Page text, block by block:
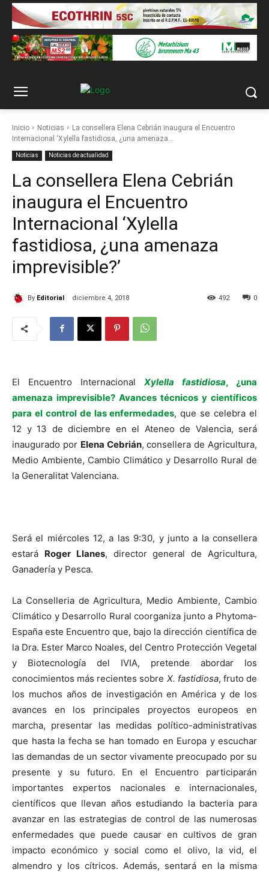
Inicio Noticias
La consellera Elena Cebrián inaugura el Encuentro
Internacional ‘Xylella fastidiosa, ¿una amenaza...
Noticias Noticias de actualidad
La consellera Elena Cebrián
inaugura el Encuentro
Internacional ‘Xylella
fastidiosa, ¿una amenaza
imprevisible?’
By Editorial diciembre 4, 2018 0
492
El Encuentro Internacional Xylella fastidiosa, ¿una
amenaza imprevisible? Avances técnicos y científicos
para el control de las enfermedades, que se celebra el
12 y 13 de diciembre en el Ateneo de Valencia, será
inaugurado por Elena Cebrián, consellera de Agricultura,
Medio Ambiente, Cambio Climático y Desarrollo Rural de
la Generalitat Valenciana.
Será el miércoles 12, a las 9:30, y junto a la consellera
estará Roger Llanes, director general de Agricultura,
Ganadería y Pesca.
La Conselleria de Agricultura, Medio Ambiente, Cambio
Climático y Desarrollo Rural coorganiza junto a Phytoma-
España este Encuentro que, bajo la dirección científica de
la Dra. Ester Marco Noales, del Centro Protección Vegetal
y Biotecnología del IVIA, pretende abordar los
conocimientos más recientes sobre X. fastidiosa, fruto de
los muchos años de investigación en América y de los
avances en los principales proyectos europeos en
marcha, presentar las medidas político-administrativas
que hasta la fecha se han tomado en Europa y escuchar
las demandas de un sector vivamente preocupado por su
presente y su futuro. En el Encuentro participarán
importantes expertos nacionales e internacionales,
científicos que llevan años estudiando la bacteria para
avanzar en las estrategias de control de las numerosas
enfermedades que puede causar en cultivos de gran
impacto económico y social como el olivo, la vid, el
almendro y los cítricos. Además, sentará en la misma